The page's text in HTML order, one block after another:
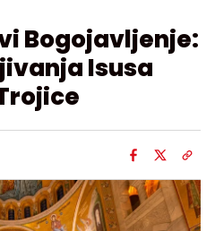
Bogojavljenje:
Isusa